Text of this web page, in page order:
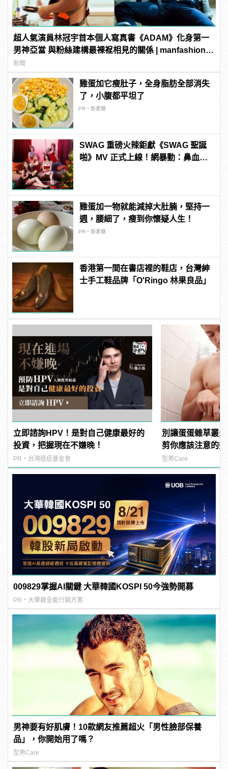
超人氣演員林冠宇首本個人寫真書《ADAM》化身第一
男神亞當 與粉絲建構最裸裎相見的關係 | manfashion這
樣變型男
新聞
雞蛋加它瘦肚子，全身脂肪全部消失
了，小腹都平坦了
PR・新素簡
SWAG 重磅火辣鉅獻《SWAG 聖誕
啪》MV 正式上線！網暴動：鼻血已
雞蛋加一物就能減掉大肚腩，堅持一
週，腰細了，瘦到你懷疑人生！
PR・新素簡
香港第一間在書店裡的鞋店，台灣紳
士手工鞋品牌「O'Ringo 林果良品」
立即諮詢HPV！是對自己健康最好的
投資，把握現在不嫌晚！
PR・台灣癌症基金會
別讓蛋蛋雜草叢
剪你應該注意的
型男Care
009829掌握AI關鍵 大華韓國KOSPI 50今強勢開募
PR・大華銀全能行銷方案
男神要有好肌膚！10款網友推薦超火「男性臉部保養
品」，你開始用了嗎？
型男Care